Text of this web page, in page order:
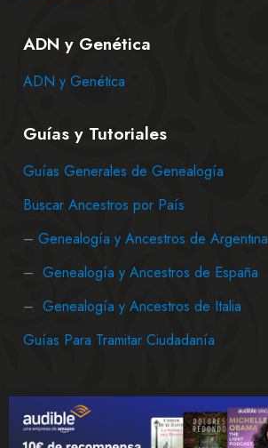
ADN y Genética
ADN y Genética
Guías y Tutoriales
Guías Generales de Genealogía
Buscar Ancestros por País
– Genealogía y Ancestros de Argentina
– Genealogía y Ancestros de España
– Genealogía y Ancestros de Italia
Guías Para Tramitar Ciudadanía